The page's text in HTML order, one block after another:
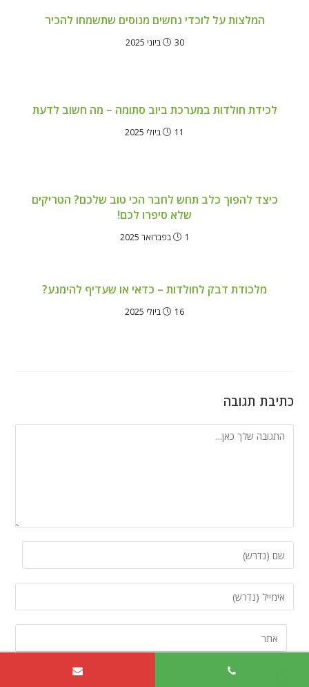
המלצות על לוכדי נחשים מנוסים שתשמחו להכיר
30 ביוני 2025
לכידת חולדות במערכת ביוב סתומה – מה חשוב לדעת
11 ביולי 2025
כיצד להפוך כלב תחש לחבר הכי טוב שלכם? הטריקים
שלא סיפרו לכם!
1 בפברואר 2025
מלכודת דבק לחולדות – כדאי או שעדיף להימנע?
16 ביולי 2025
כתיבת תגובה